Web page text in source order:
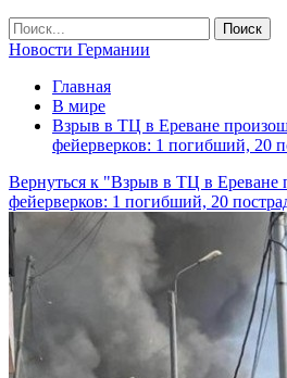
Новости Германии
Главная
В мире
Взрыв в ТЦ в Ереване
фейерверков: 1 погибший, 20
Вернуться к "Взрыв в ТЦ в Ереване
фейерверков: 1 погибший, 20